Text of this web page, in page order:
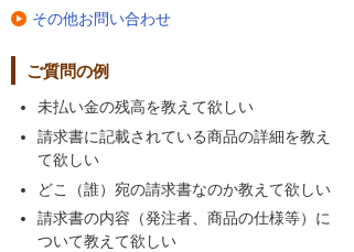
その他お問い合わせ
ご質問の例
未払い金の残高を教えて欲しい
請求書に記載されている商品の詳細を教え
て欲しい
どこ（誰）宛の請求書なのか教えて欲しい
請求書の内容（発注者、商品の仕様等）に
ついて教えて欲しい